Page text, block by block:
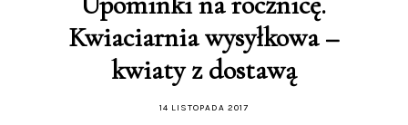
Kwiaciarnia wysyłkowa –
kwiaty z dostawą
14 LISTOPADA 2017